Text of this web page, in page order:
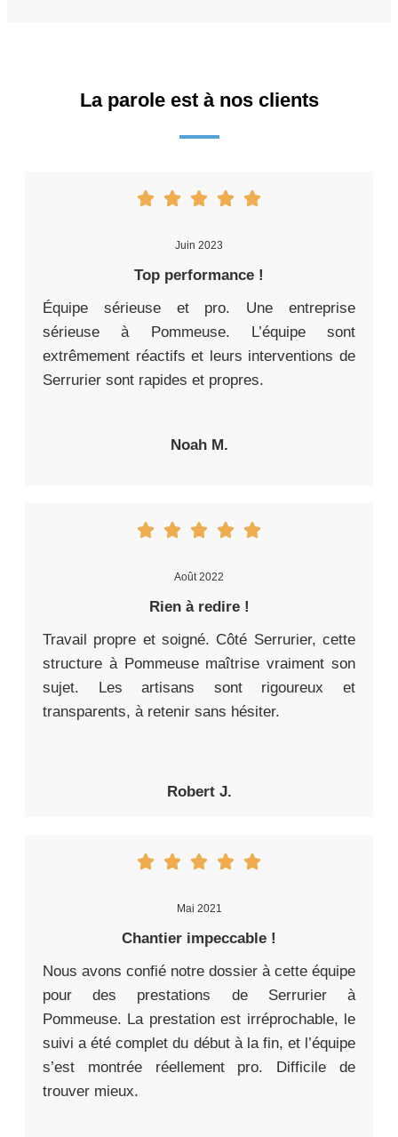
La parole est à nos clients
Juin 2023
Top performance !
Équipe sérieuse et pro. Une entreprise
sérieuse à Pommeuse. L’équipe sont
extrêmement réactifs et leurs interventions de
Serrurier sont rapides et propres.
Noah M.
Août 2022
Rien à redire !
Travail propre et soigné. Côté Serrurier, cette
structure à Pommeuse maîtrise vraiment son
sujet. Les artisans sont rigoureux et
transparents, à retenir sans hésiter.
Robert J.
Mai 2021
Chantier impeccable !
Nous avons confié notre dossier à cette équipe
pour des prestations de Serrurier à
Pommeuse. La prestation est irréprochable, le
suivi a été complet du début à la fin, et l’équipe
s’est montrée réellement pro. Difficile de
trouver mieux.